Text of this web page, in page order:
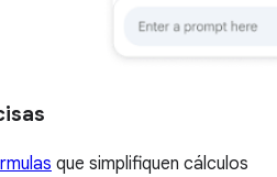
que simplifiquen cálculos